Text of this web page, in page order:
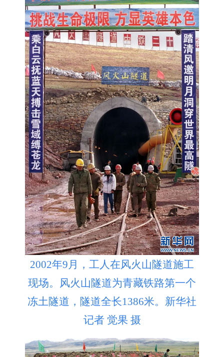
2002年9月，工人在风火山隧道施工
现场。风火山隧道为青藏铁路第一个
冻土隧道，隧道全长1386米。新华社
记者 觉果 摄